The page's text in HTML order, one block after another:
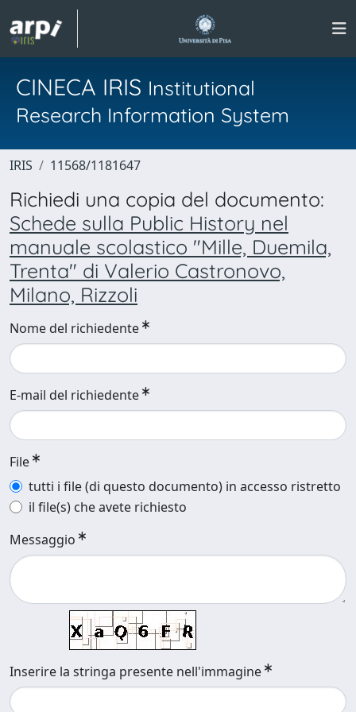
CINECA IRIS Institutional
Research Information System
IRIS 11568/1181647
Richiedi una copia del documento:
Schede sulla Public History nel
manuale scolastico "Mille, Duemila,
Trenta" di Valerio Castronovo,
Milano, Rizzoli
Nome del richiedente
E-mail del richiedente
File
tutti i file (di questo documento) in accesso ristretto
il file(s) che avete richiesto
Messaggio
Inserire la stringa presente nell'immagine